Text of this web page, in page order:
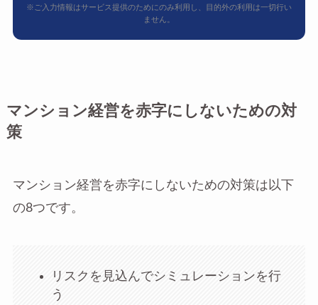
※ご入力情報はサービス提供のためにのみ利用し、目的外の利用は一切行い
ません。
マンション経営を赤字にしないための対
策
マンション経営を赤字にしないための対策は以下
の8つです。
リスクを見込んでシミュレーションを行
う